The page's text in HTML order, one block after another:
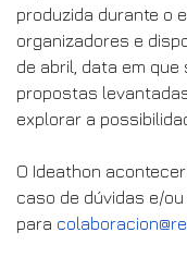
produzida durante o
organizadores e
de abril, data em
propostas
explorar a
O Ideathon
caso de dúvidas e/
para